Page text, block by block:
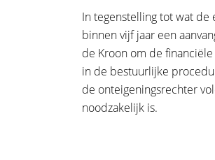
In tegenstelling tot wat de
binnen vijf jaar een
de Kroon om de
in de bestuurlijke
de onteigeningsrechter
noodzakelijk is.